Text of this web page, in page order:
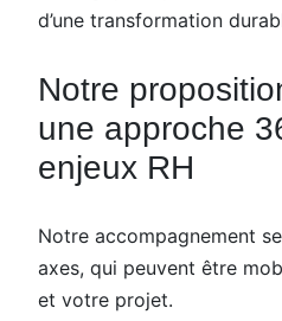
d’une transformation
Notre
une approche
enjeux RH
Notre accompagnement
axes, qui peuvent être
et votre projet.